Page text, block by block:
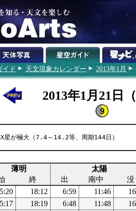
イド 天文現象カレンダー 2013年1月
2013年1月21日
X星が極大（7.4～14.2等、周期144日）
薄明
太陽
終 出 南中
没
5:20 18:12 6:59 11:46
5:17 18:19 6:48 11:48